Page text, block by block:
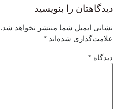
دیدگاهتان را بنویسید
نشانی ایمیل شما منتشر نخواهد شد.
علامت‌گذاری شده‌اند *
دیدگاه *